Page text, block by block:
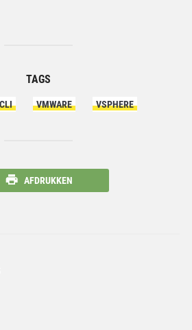
TAGS
VMWARE VSPHERE
AFDRUKKEN